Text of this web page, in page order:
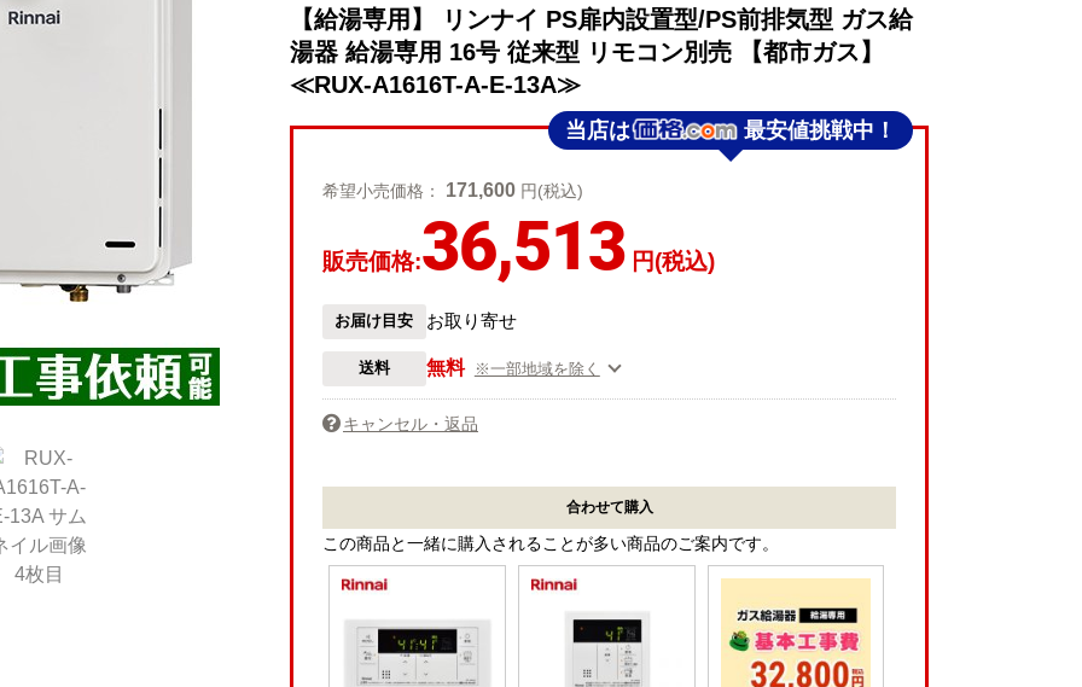
【給湯専用】 リンナイ PS扉内設置型/PS前排気型 ガス給
湯器 給湯専用 16号 従来型 リモコン別売 【都市ガス】
≪RUX-A1616T-A-E-13A≫
当店は 最安値挑戦中！
希望小売価格： 171,600 円(税込)
販売価格:36,513 円(税込)
お届け目安 お取り寄せ
送料 無料 ※一部地域を除く
キャンセル・返品
合わせて購入
この商品と一緒に購入されることが多い商品のご案内です。